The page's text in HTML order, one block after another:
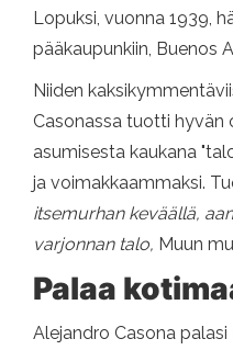
Lopuksi, vuonna 1939,
pääkaupunkiin, Buenos
Niiden
Casonassa tuotti hyvän
asumisesta kaukana
ja voimakkaammaksi.
itsemurhan keväällä,
varjonnan talo, Muun
Palaa
Alejandro Casona palasi